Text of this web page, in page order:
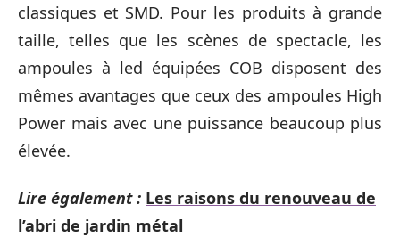
classiques et SMD. Pour les produits à grande
taille, telles que les scènes de spectacle, les
ampoules à led équipées COB disposent des
mêmes avantages que ceux des ampoules High
Power mais avec une puissance beaucoup plus
élevée.
Lire également : Les raisons du renouveau de
l’abri de jardin métal